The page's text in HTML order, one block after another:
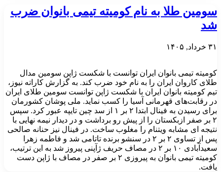
سومین طلا به نام کومیته تیمی بانوان ضرب
شد
۳۱ خرداد, ۱۴۰۵
کومیته تیمی بانوان ایران توانست با شکست ژاپن سومین مدال
طلای کاروان ایران را به نام خود ضرب کند. به گزارش کاراته نیوز،
تیم کومیته بانوان ایران با شکست ژاپن توانست سومین طلای ایران
در رقابت‌های قهرمانی آسیا را کسب نماید. ملی پوشان کشورمان
برای رسیدن به فینال ابتدا ۲ بر ۱ از سد چین تایپه عبور کرد. سپس
۲ بر صفر ازبکستان را از پیش رو برداشت و در دیدار نیمه نهایی با
نتیجه ای مشابه ویتنام را مغلوب ساخت. در فینال نیز حنانه صالحی
پس از تساوی ۲ بر ۲ در سنشو برنده تاتامی شد و فاطمه زهرا
سعیدآبادی ۱۰ بر ۲ در مصاف حریف ژآپنی پیروز شد به این ترتیب،
کومیته تیمی بانوان به پیروزی ۲ بر صفر در مصاف با ژاپن دست
یافت.